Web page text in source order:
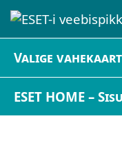
Valige vahekaart
ESET HOME –